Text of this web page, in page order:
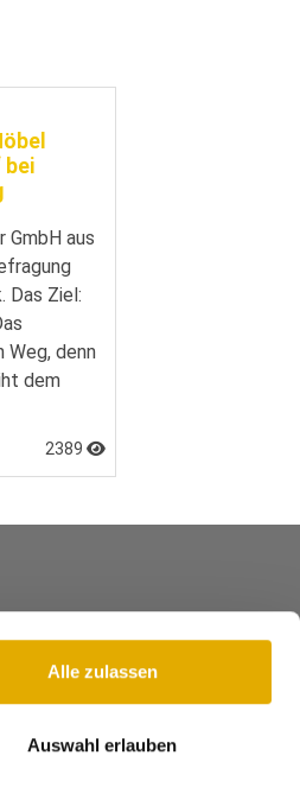
Alle zulassen
Auswahl erlauben
bei
aus
Das Ziel:
Weg, denn
dem
2389